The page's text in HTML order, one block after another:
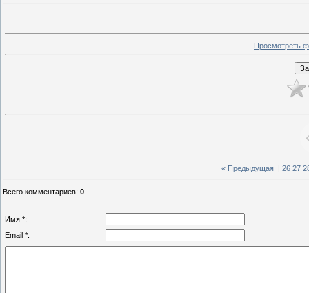
Просмотреть
« Предыдущая 26 27
Всего комментариев: 0
Имя *:
Email *: